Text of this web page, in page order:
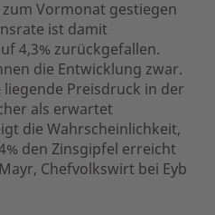
Vormonat gestiegen
ist damit
4,3% zurückgefallen.
die Entwicklung zwar.
Preisdruck in der
als erwartet
die Wahrscheinlichkeit,
den Zinsgipfel erreicht
Chefvolkswirt bei Eyb